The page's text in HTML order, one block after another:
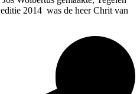
2014 was de heer Chrit van